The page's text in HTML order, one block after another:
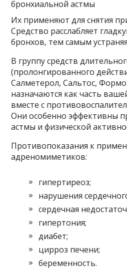
Их применяют для снятия
Средство расслабляет
бронхов, тем самым
В группу средств
(пролонгированного
Салметерол, Сальтос,
назначаются как часть
вместе с
Они особенно эффективны
астмы и физической
Противопоказания к
адреномиметиков:
гипертиреоз;
нарушения
сердечная
гипертония;
диабет;
цирроз печени;
беременность.